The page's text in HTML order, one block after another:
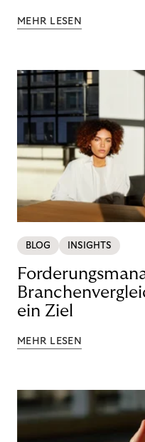
MEHR LESEN
BLOG INSIGHTS
ein Ziel
MEHR LESEN